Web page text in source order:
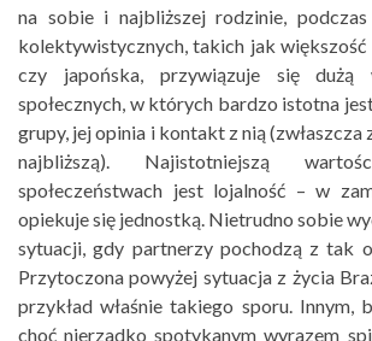
na sobie i najbliższej rodzinie,
kolektywistycznych, takich jak
czy japońska, przywiązuje się
społecznych, w których bardzo istotna
grupy, jej opinia i kontakt z nią (zwłaszcza
najbliższą). Najistotniejszą
społeczeństwach jest lojalność – w
opiekuje się jednostką. Nietrudno sobie
sytuacji, gdy partnerzy pochodzą z tak
Przytoczona powyżej sytuacja z życia
przykład właśnie takiego sporu. Innym,
choć nierzadko spotykanym wyrazem